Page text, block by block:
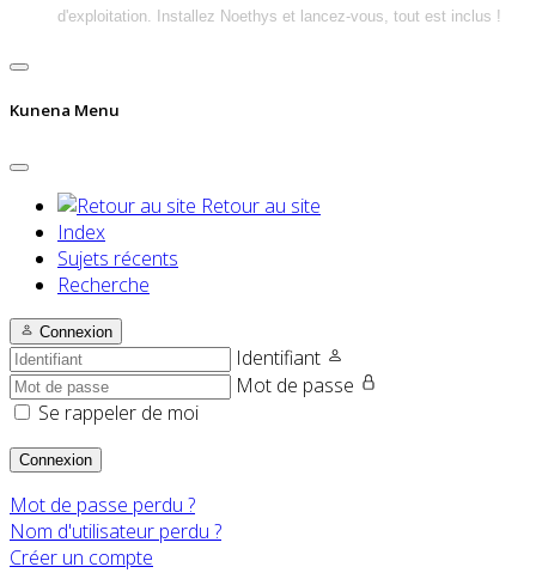
d'exploitation. Installez Noethys et lancez-vous, tout est inclus !
Kunena Menu
Retour au site
Index
Sujets récents
Recherche
Connexion
Identifiant
Mot de passe
Se rappeler de moi
Connexion
Mot de passe perdu ?
Nom d'utilisateur perdu ?
Créer un compte